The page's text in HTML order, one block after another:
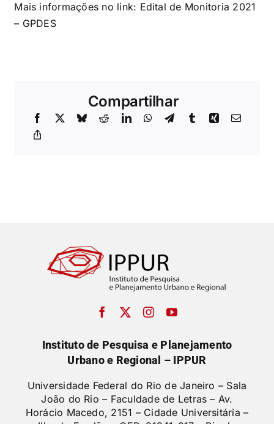
Mais informações no link: Edital de Monitoria 2021
– GPDES
Compartilhar
Instituto de Pesquisa e Planejamento
Urbano e Regional – IPPUR
Universidade Federal do Rio de Janeiro – Sala
João do Rio – Faculdade de Letras – Av.
Horácio Macedo, 2151 – Cidade Universitária –